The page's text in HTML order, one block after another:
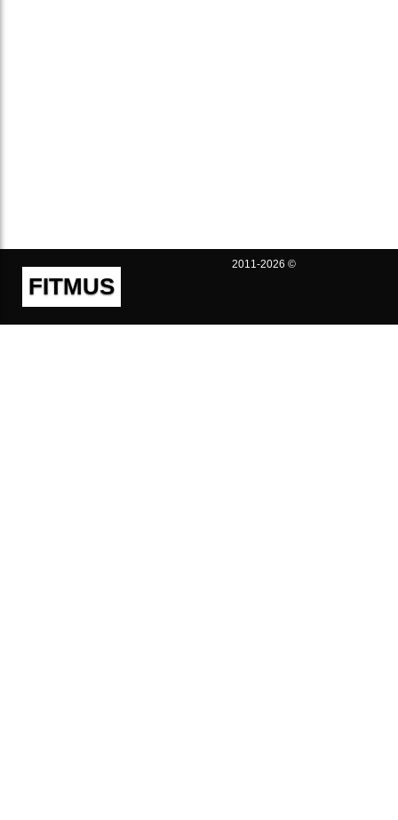
FITMUS
2011-2026 ©